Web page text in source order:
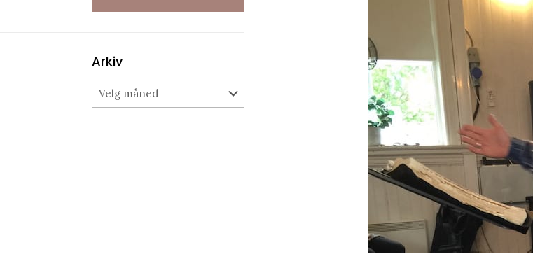
Arkiv
Arkiv